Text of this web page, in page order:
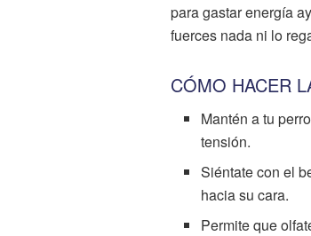
para gastar energía
fuerces nada ni lo
CÓMO HACER
Mantén a tu
tensión.
Siéntate con el
hacia su cara.
Permite que